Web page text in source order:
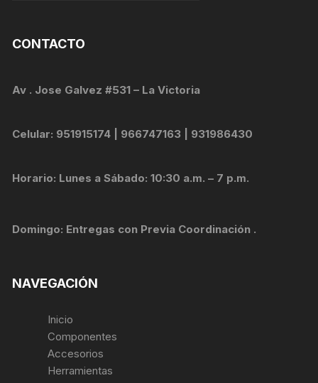
CONTACTO
Av . Jose Galvez #531 – La Victoria
Celular: 951915174 | 966747163 | 931986430
Horario: Lunes a Sábado: 10:30 a.m. – 7 p.m.
Domingo: Entregas con Previa Coordinación .
NAVEGACIÓN
Inicio
Componentes
Accesorios
Herramientas